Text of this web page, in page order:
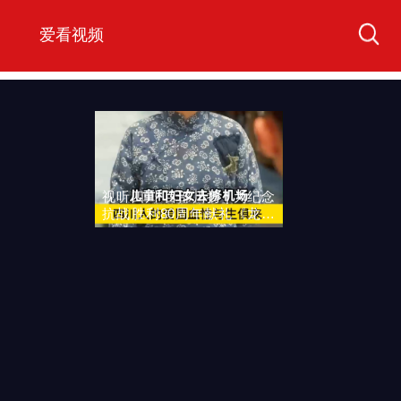
爱看视频
视听四川 百部川扬 | 为纪念
抗战胜利80周年献礼《龙门
茶馆》感人至深